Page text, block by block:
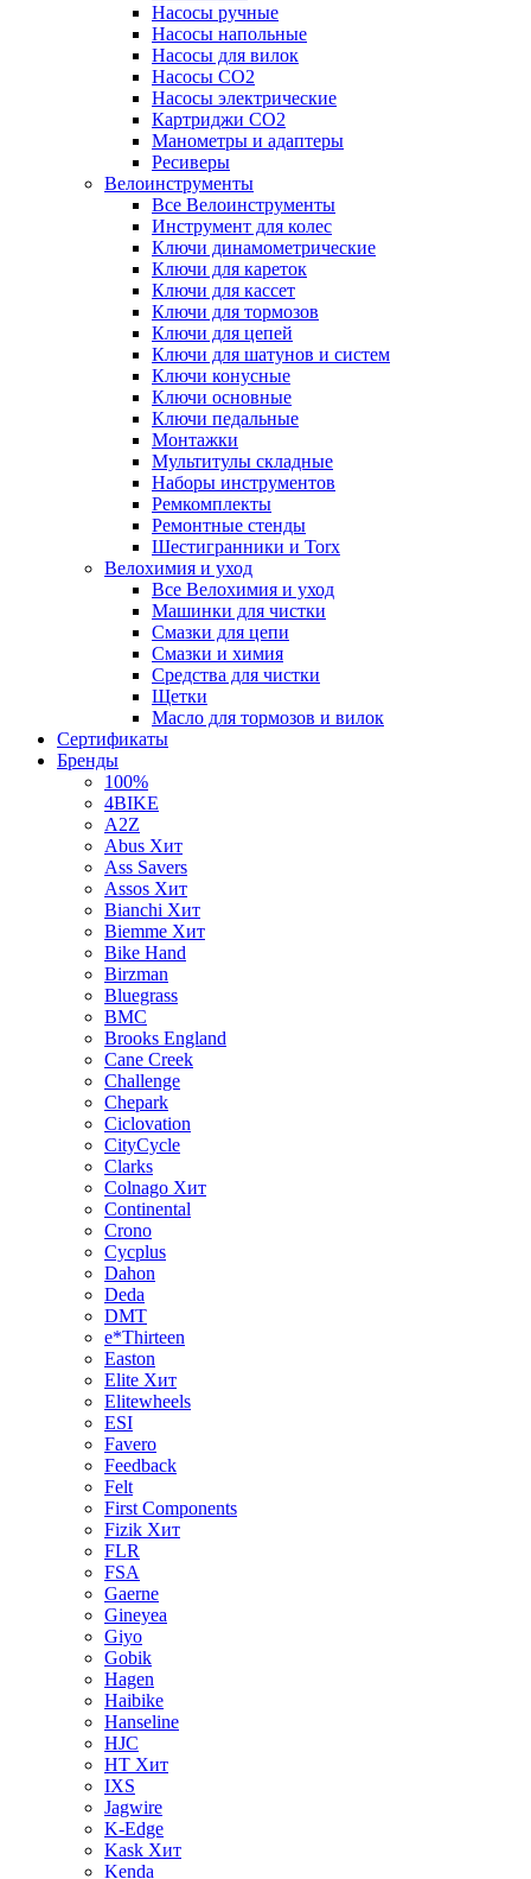
Насосы ручные
Насосы напольные
Насосы для вилок
Насосы CO2
Насосы электрические
Картриджи CO2
Манометры и адаптеры
Ресиверы
Велоинструменты
Все Велоинструменты
Инструмент для колес
Ключи динамометрические
Ключи для кареток
Ключи для кассет
Ключи для тормозов
Ключи для цепей
Ключи для шатунов и систем
Ключи конусные
Ключи основные
Ключи педальные
Монтажки
Мультитулы складные
Наборы инструментов
Ремкомплекты
Ремонтные стенды
Шестигранники и Torx
Велохимия и уход
Все Велохимия и уход
Машинки для чистки
Смазки для цепи
Смазки и химия
Средства для чистки
Щетки
Масло для тормозов и вилок
Сертификаты
Бренды
100%
4BIKE
A2Z
Abus Хит
Ass Savers
Assos Хит
Bianchi Хит
Biemme Хит
Bike Hand
Birzman
Bluegrass
BMC
Brooks England
Cane Creek
Challenge
Chepark
Ciclovation
CityCycle
Clarks
Colnago Хит
Continental
Crono
Cycplus
Dahon
Deda
DMT
e*Thirteen
Easton
Elite Хит
Elitewheels
ESI
Favero
Feedback
Felt
First Components
Fizik Хит
FLR
FSA
Gaerne
Gineyea
Giyo
Gobik
Hagen
Haibike
Hanseline
HJC
HT Хит
IXS
Jagwire
K-Edge
Kask Хит
Kenda